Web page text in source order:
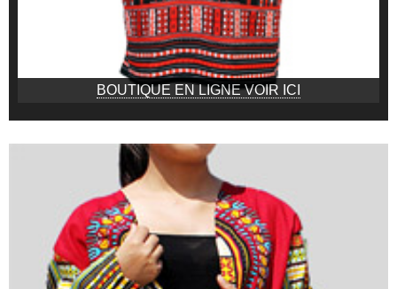
BOUTIQUE EN LIGNE VOIR ICI